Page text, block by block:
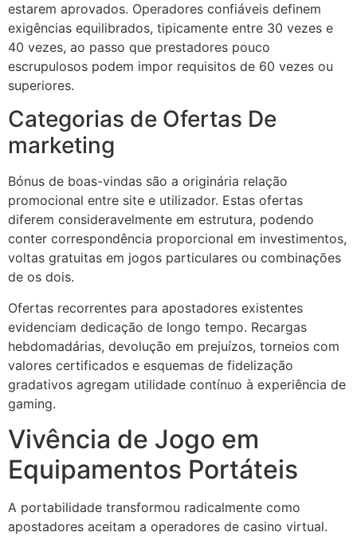
estarem aprovados. Operadores confiáveis definem
exigências equilibrados, tipicamente entre 30 vezes e
40 vezes, ao passo que prestadores pouco
escrupulosos podem impor requisitos de 60 vezes ou
superiores.
Categorias de Ofertas De
marketing
Bónus de boas-vindas são a originária relação
promocional entre site e utilizador. Estas ofertas
diferem consideravelmente em estrutura, podendo
conter correspondência proporcional em investimentos,
voltas gratuitas em jogos particulares ou combinações
de os dois.
Ofertas recorrentes para apostadores existentes
evidenciam dedicação de longo tempo. Recargas
hebdomadárias, devolução em prejuízos, torneios com
valores certificados e esquemas de fidelização
gradativos agregam utilidade contínuo à experiência de
gaming.
Vivência de Jogo em
Equipamentos Portáteis
A portabilidade transformou radicalmente como
apostadores aceitam a operadores de casino virtual.